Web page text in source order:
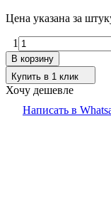
Цена указана за
1
В корзину
Купить в 1 клик
Хочу дешевле
Написать в